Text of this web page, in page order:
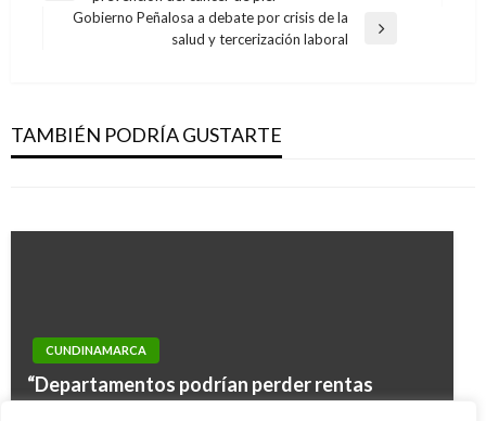
anteriorGobierno Peñalosa a debate por crisis de la
salud y tercerización laboral
TAMBIÉN PODRÍA GUSTARTE
de La Palma y Viotá
Iván Briceño jueves abril 18, 2019
Departamental de Aguas en Cundinamarca
CUNDINAMARCA
“Departamentos podrían perder rentas
Alcaldía de La Mesa media entre situación